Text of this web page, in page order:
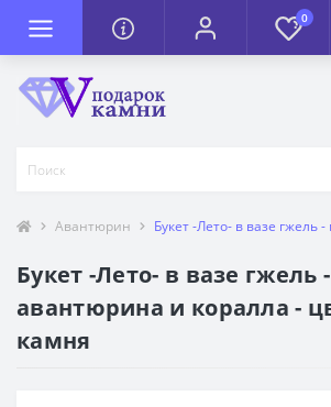
0
Авантюрин Букет -Лето- в вазе
Букет -Лето- в вазе гжель
авантюрина и коралла -
камня